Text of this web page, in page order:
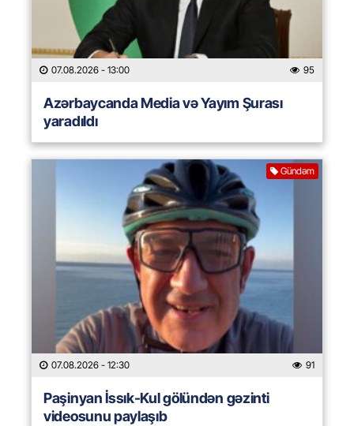
07.08.2026 - 13:00 95
Azərbaycanda Media və Yayım Şurası
yaradıldı
Gündəm
07.08.2026 - 12:30 91
Paşinyan İssık-Kul gölündən gəzinti
videosunu paylaşıb